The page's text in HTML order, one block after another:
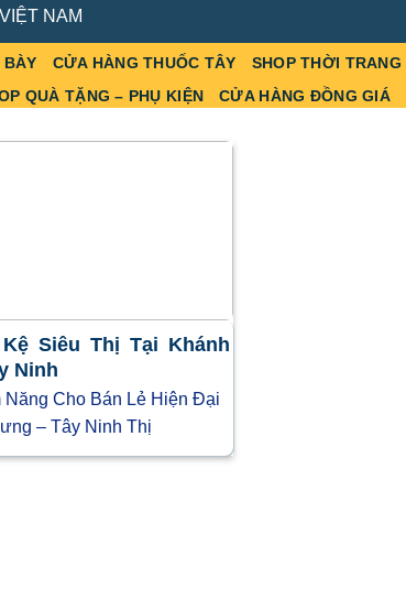
NAM
BÀY CỬA HÀNG THUỐC TÂY SHOP THỜI TRANG
QUÀ TẶNG – PHỤ KIỆN
CỬA HÀNG ĐỒNG GIÁ
Siêu Thị Tại Khánh
Ninh
Năng Cho Bán Lẻ Hiện Đại
– Tây Ninh Thị